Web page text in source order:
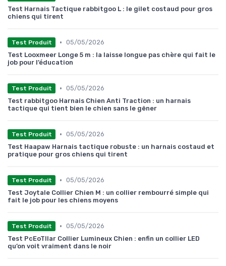
Test Harnais Tactique rabbitgoo L : le gilet costaud pour gros
chiens qui tirent
Test Produit • 05/05/2026
Test Looxmeer Longe 5 m : la laisse longue pas chère qui fait le
job pour l’éducation
Test Produit • 05/05/2026
Test rabbitgoo Harnais Chien Anti Traction : un harnais
tactique qui tient bien le chien sans le gêner
Test Produit • 05/05/2026
Test Haapaw Harnais tactique robuste : un harnais costaud et
pratique pour gros chiens qui tirent
Test Produit • 05/05/2026
Test Joytale Collier Chien M : un collier rembourré simple qui
fait le job pour les chiens moyens
Test Produit • 05/05/2026
Test PcEoTllar Collier Lumineux Chien : enfin un collier LED
qu’on voit vraiment dans le noir